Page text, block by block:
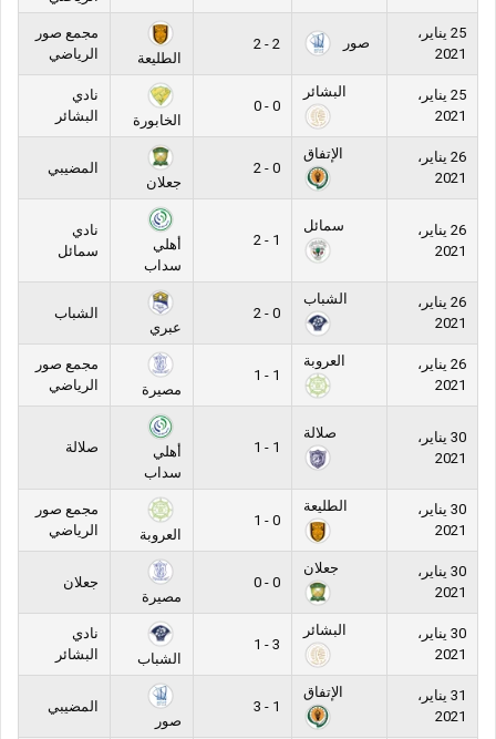
25 يناير،
2021
صور
2 - 2
الطليعة
مجمع صور
الرياضي
25 يناير،
2021
البشائر
0 - 0
الخابورة
نادي
البشائر
26 يناير،
2021
الإتفاق
0 - 2
جعلان
المضيبي
26 يناير،
2021
سمائل
1 - 2
أهلي
سداب
نادي
سمائل
26 يناير،
2021
الشباب
0 - 2
عبري
الشباب
26 يناير،
2021
العروبة
1 - 1
مصيرة
مجمع صور
الرياضي
30 يناير،
2021
صلالة
1 - 1
أهلي
سداب
صلالة
30 يناير،
2021
الطليعة
0 - 1
العروبة
مجمع صور
الرياضي
30 يناير،
2021
جعلان
0 - 0
مصيرة
جعلان
30 يناير،
2021
البشائر
3 - 1
الشباب
نادي
البشائر
31 يناير،
2021
الإتفاق
1 - 3
صور
المضيبي